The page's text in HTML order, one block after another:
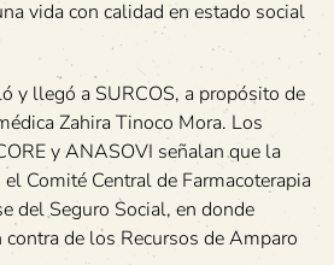
vida con calidad en estado social
y llegó a SURCOS, a propósito de
Zahira Tinoco Mora. Los
y ANASOVI señalan que la
Comité Central de Farmacoterapia
del Seguro Social, en donde
de los Recursos de Amparo